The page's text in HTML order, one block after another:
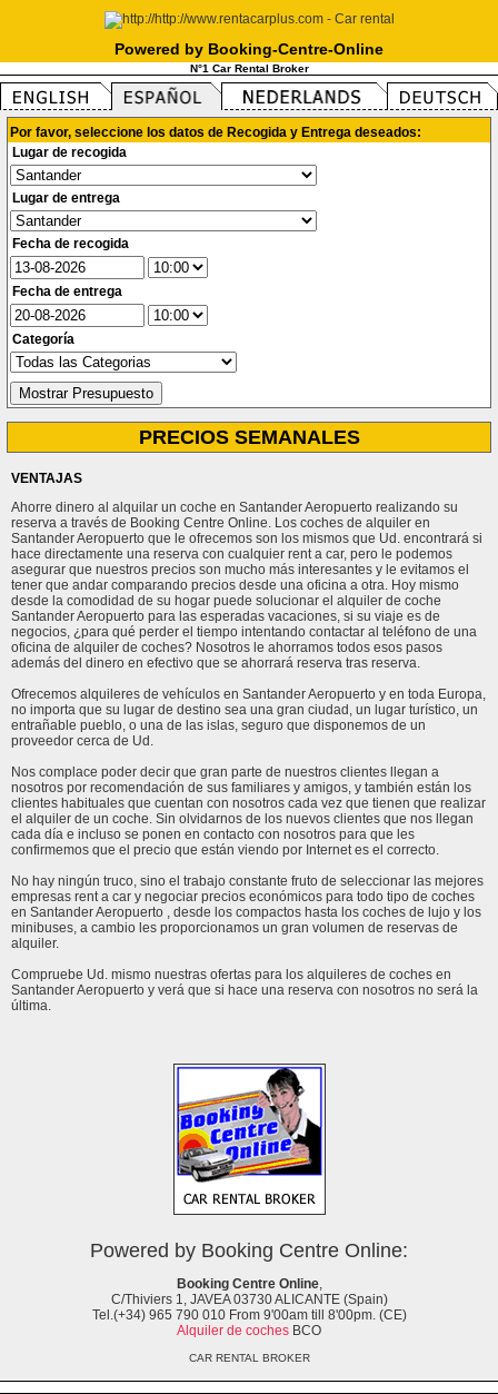
Powered by Booking-Centre-Online
N°1 Car Rental Broker
Por favor, seleccione los datos de Recogida y Entrega deseados:
Lugar de recogida
Lugar de entrega
Fecha de recogida
Fecha de entrega
Categoría
PRECIOS SEMANALES
VENTAJAS
Ahorre dinero al alquilar un coche en Santander Aeropuerto realizando su
reserva a través de Booking Centre Online. Los coches de alquiler en
Santander Aeropuerto que le ofrecemos son los mismos que Ud. encontrará si
hace directamente una reserva con cualquier rent a car, pero le podemos
asegurar que nuestros precios son mucho más interesantes y le evitamos el
tener que andar comparando precios desde una oficina a otra. Hoy mismo
desde la comodidad de su hogar puede solucionar el alquiler de coche
Santander Aeropuerto para las esperadas vacaciones, si su viaje es de
negocios, ¿para qué perder el tiempo intentando contactar al teléfono de una
oficina de alquiler de coches? Nosotros le ahorramos todos esos pasos
además del dinero en efectivo que se ahorrará reserva tras reserva.
Ofrecemos alquileres de vehículos en Santander Aeropuerto y en toda Europa,
no importa que su lugar de destino sea una gran ciudad, un lugar turístico, un
entrañable pueblo, o una de las islas, seguro que disponemos de un
proveedor cerca de Ud.
Nos complace poder decir que gran parte de nuestros clientes llegan a
nosotros por recomendación de sus familiares y amigos, y también están los
clientes habituales que cuentan con nosotros cada vez que tienen que realizar
el alquiler de un coche. Sin olvidarnos de los nuevos clientes que nos llegan
cada día e incluso se ponen en contacto con nosotros para que les
confirmemos que el precio que están viendo por Internet es el correcto.
No hay ningún truco, sino el trabajo constante fruto de seleccionar las mejores
empresas rent a car y negociar precios económicos para todo tipo de coches
en Santander Aeropuerto , desde los compactos hasta los coches de lujo y los
minibuses, a cambio les proporcionamos un gran volumen de reservas de
alquiler.
Compruebe Ud. mismo nuestras ofertas para los alquileres de coches en
Santander Aeropuerto y verá que si hace una reserva con nosotros no será la
última.
Powered by Booking Centre Online:
Booking Centre Online,
C/Thiviers 1, JAVEA 03730 ALICANTE (Spain)
Tel.(+34) 965 790 010 From 9'00am till 8'00pm. (CE)
Alquiler de coches BCO
CAR RENTAL BROKER